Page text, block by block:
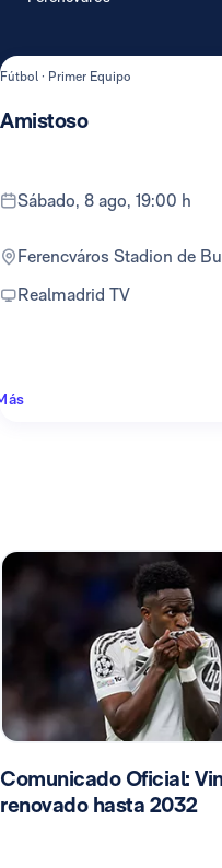
Fútbol · Primer Equipo
Amistoso
sábado, 8 ago, 19:00 h
Ferencváros Stadion de
Realmadrid TV
Comunicado Oficial:
renovado hasta 2032